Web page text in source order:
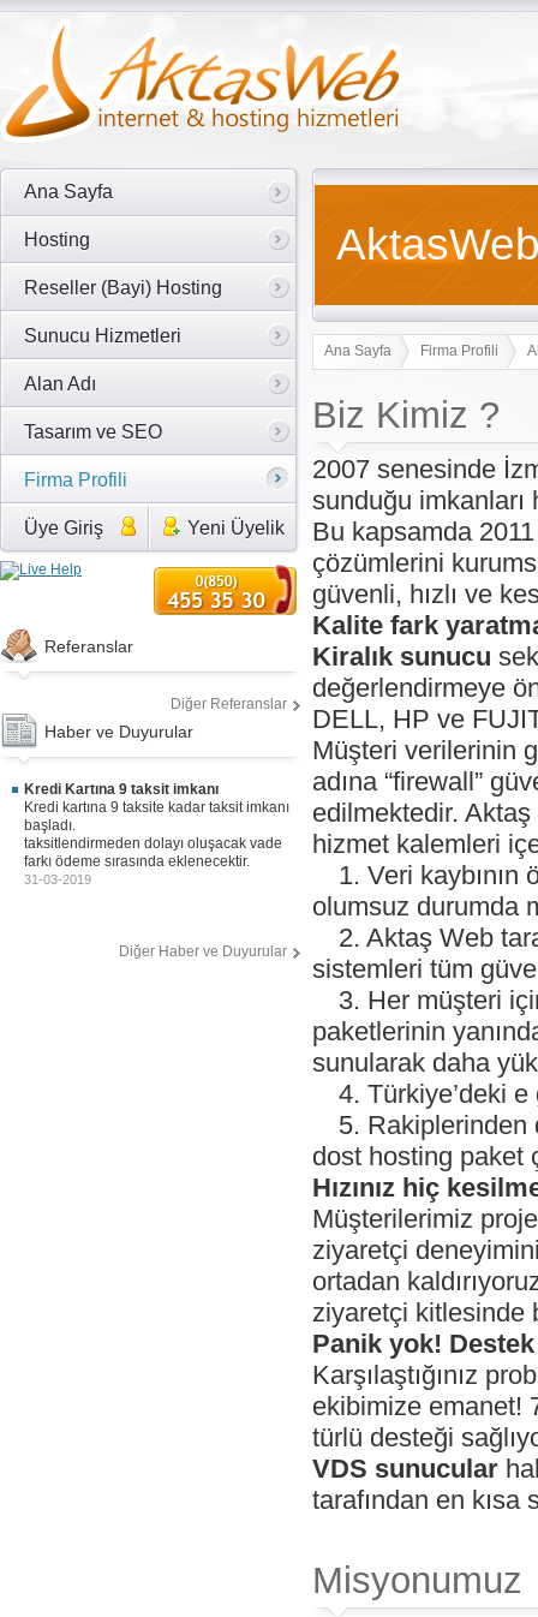
Ana Sayfa
Hosting
Reseller (Bayi) Hosting
Sunucu Hizmetleri
Alan Adı
Tasarım ve SEO
Firma Profili
Üye Giriş Yeni Üyelik
Referanslar
Diğer Referanslar
Haber ve Duyurular
Kredi Kartına 9 taksit imkanı
Kredi kartına 9 taksite kadar taksit imkanı
başladı.
taksitlendirmeden dolayı oluşacak vade
farkı ödeme sırasında eklenecektir.
31-03-2019
Diğer Haber ve Duyurular
Ana Sayfa Firma Profili
Biz Kimiz ?
2007 senesinde
sunduğu imkanları
Bu kapsamda
çözümlerini
güvenli, hızlı ve
Kalite fark
Kiralık sunucu
değerlendirmeye
DELL, HP ve
Müşteri verilerinin
adına “firewall”
edilmektedir. Aktaş
hizmet kalemleri
1. Veri kaybının
olumsuz durumda
2. Aktaş Web
sistemleri tüm
3. Her müşteri
paketlerinin
sunularak daha
4. Türkiye’deki
5. Rakiplerinden
dost hosting paket
Hızınız hiç
Müşterilerimiz
ziyaretçi
ortadan
ziyaretçi kitlesinde
Panik yok!
Karşılaştığınız
ekibimize emanet!
türlü desteği
VDS sunucular
tarafından en kısa
Misyonumuz